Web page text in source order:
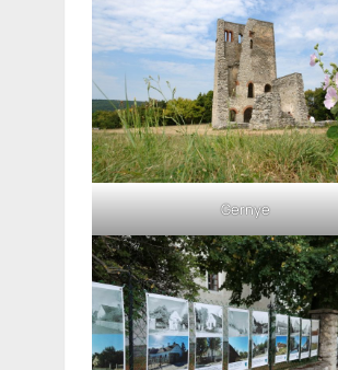
Gernye